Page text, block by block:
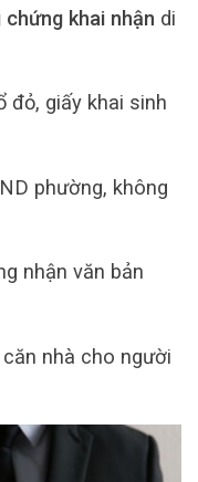
chứng khai nhận di
đỏ, giấy khai sinh
phường, không
nhận văn bản
nhà cho người